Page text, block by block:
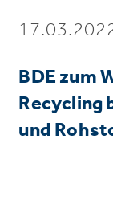
BDE zum
Recycling
und